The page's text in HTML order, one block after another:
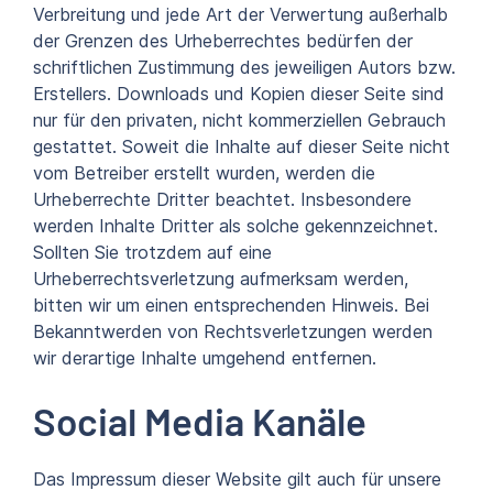
Verbreitung und jede Art der Verwertung außerhalb
der Grenzen des Urheberrechtes bedürfen der
schriftlichen Zustimmung des jeweiligen Autors bzw.
Erstellers. Downloads und Kopien dieser Seite sind
nur für den privaten, nicht kommerziellen Gebrauch
gestattet. Soweit die Inhalte auf dieser Seite nicht
vom Betreiber erstellt wurden, werden die
Urheberrechte Dritter beachtet. Insbesondere
werden Inhalte Dritter als solche gekennzeichnet.
Sollten Sie trotzdem auf eine
Urheberrechtsverletzung aufmerksam werden,
bitten wir um einen entsprechenden Hinweis. Bei
Bekanntwerden von Rechtsverletzungen werden
wir derartige Inhalte umgehend entfernen.
Social Media Kanäle
Das Impressum dieser Website gilt auch für unsere